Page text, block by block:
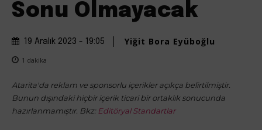
Sonu Olmayacak
19 Aralık 2023 - 19:05 Yiğit Bora Eyüboğlu
1 dakika
Atarita'da reklam ve sponsorlu içerikler açıkça belirtilmiştir.
Bunun dışındaki hiçbir içerik ticari bir ortaklık sonucunda
hazırlanmamıştır. Bkz: Editöryal Standartlar